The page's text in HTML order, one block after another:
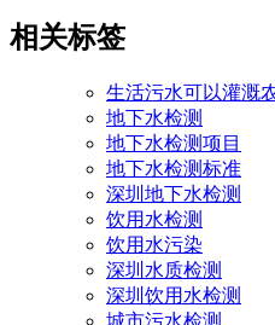
相关标签
生活污水可以灌溉
地下水检测
地下水检测项目
地下水检测标准
深圳地下水检测
饮用水检测
饮用水污染
深圳水质检测
深圳饮用水检测
城市污水检测